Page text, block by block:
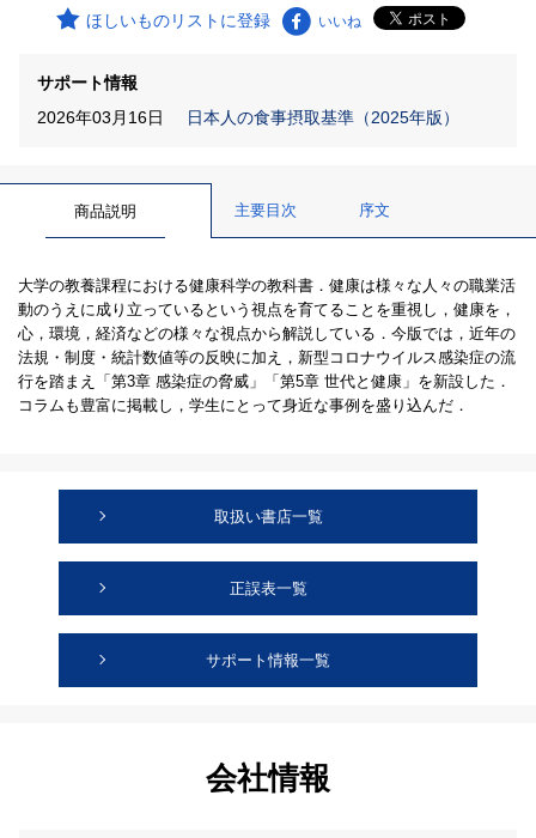
ほしいものリストに登録 いいね
サポート情報
2026年03月16日
日本人の食事摂取基準（2025年版）
商品説明 主要目次 序文
大学の教養課程における健康科学の教科書．健康は様々な人々の職業活
動のうえに成り立っているという視点を育てることを重視し，健康を，
心，環境，経済などの様々な視点から解説している．今版では，近年の
法規・制度・統計数値等の反映に加え，新型コロナウイルス感染症の流
行を踏まえ「第3章 感染症の脅威」「第5章 世代と健康」を新設した．
コラムも豊富に掲載し，学生にとって身近な事例を盛り込んだ．
取扱い書店一覧
正誤表一覧
サポート情報一覧
会社情報